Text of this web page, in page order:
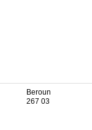
Beroun
267 03